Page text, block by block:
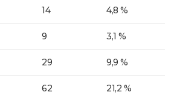
14 4,8 %
9 3,1 %
29 9,9 %
62 21,2 %